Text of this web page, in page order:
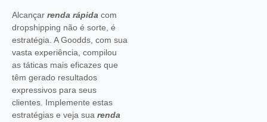
Alcançar renda rápida com
dropshipping não é sorte, é
estratégia. A Goodds, com sua
vasta experiência, compilou
as táticas mais eficazes que
têm gerado resultados
expressivos para seus
clientes. Implemente estas
estratégias e veja sua renda